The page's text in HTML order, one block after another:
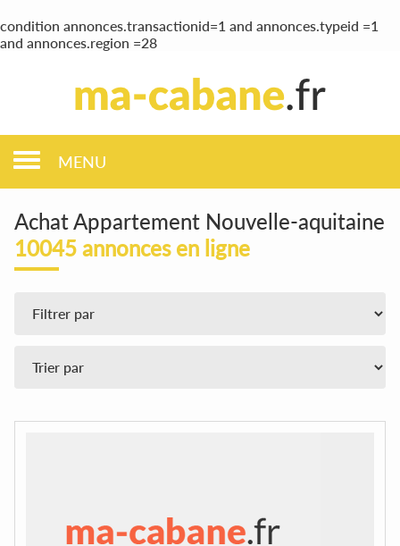
condition annonces.transactionid=1 and annonces.typeid =1
and annonces.region =28
MENU
Achat Appartement Nouvelle-aquitaine
10045 annonces en ligne